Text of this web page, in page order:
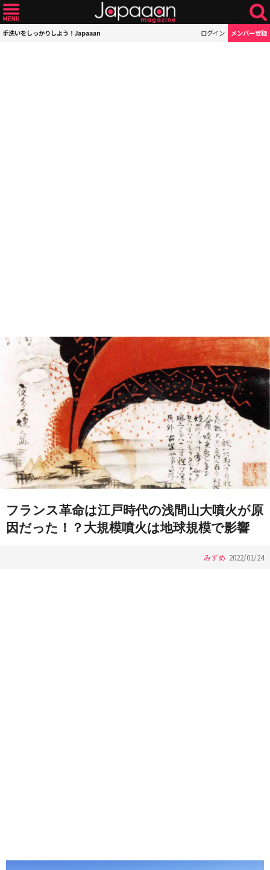
手洗いをしっかりしよう！Japaaan ログイン メンバー登録
フランス革命は江戸時代の浅間山大噴火が原
因だった！？大規模噴火は地球規模で影響
みずめ 2022/01/24